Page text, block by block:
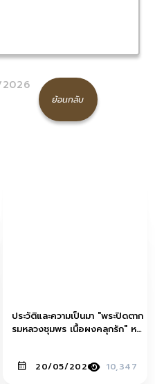
ย้อนกลับ
ประวัติและความเป็นมา "พระปิดตาก
รมหลวงชุมพร เนื้อผงคลุกรัก" หล
20/05/2020 10,347